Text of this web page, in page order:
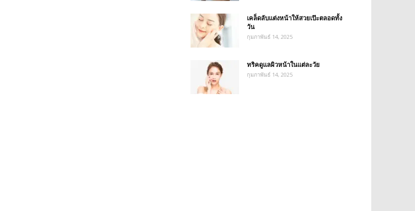
เคล็ดลับแต่งหน้าให้สวยเป๊ะตลอดทั้ง
วัน
กุมภาพันธ์ 14, 2025
ทริคดูแลผิวหน้าในแต่ละวัย
กุมภาพันธ์ 14, 2025